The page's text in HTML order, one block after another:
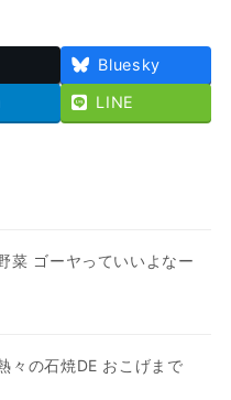
Bluesky
LINE
菜 ゴーヤっていいよなー
々の石焼DE おこげまで